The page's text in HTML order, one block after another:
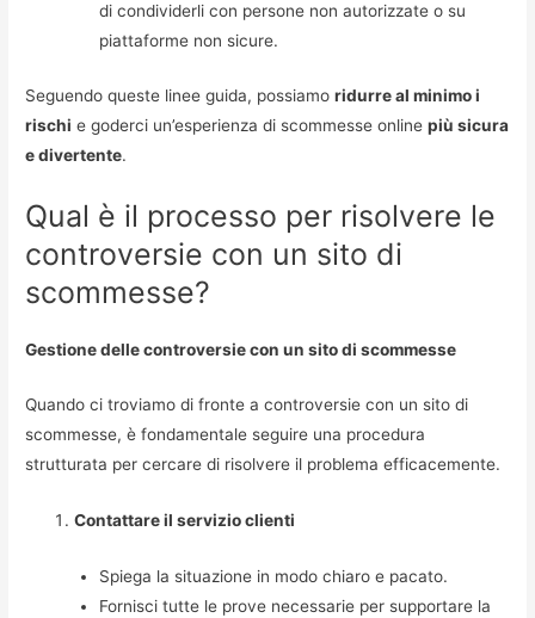
di condividerli con persone non autorizzate o su
piattaforme non sicure.
Seguendo queste linee guida, possiamoridurre al minimo i
rischi e goderci un’esperienza di scommesse onlinepiù sicura
e divertente.
Qual è il processo per risolvere le
controversie con un sito di
scommesse?
Gestione delle controversie con un sito di scommesse
Quando ci troviamo di fronte a controversie con un sito di
scommesse, è fondamentale seguire una procedura
strutturata per cercare di risolvere il problema efficacemente.
Contattare il servizio clienti
Spiega la situazione in modo chiaro e pacato.
Fornisci tutte le prove necessarie per supportare la